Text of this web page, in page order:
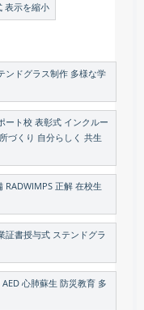
表示を縮小
ンドグラス制作 多様な学
ート校 表彰式 インクルー
づくり 自分らしく 共生
正解 在校生
証書授与式 ステンドグラ
心肺蘇生 防災教育 多